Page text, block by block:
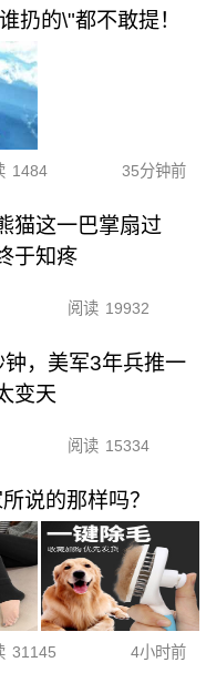
扔的\"都不敢提！
1484 35分钟前
猫这一巴掌扇过
于知疼
阅读 19932
，美军3年兵推一
变天
阅读 15334
说的那样吗？
31145 4小时前